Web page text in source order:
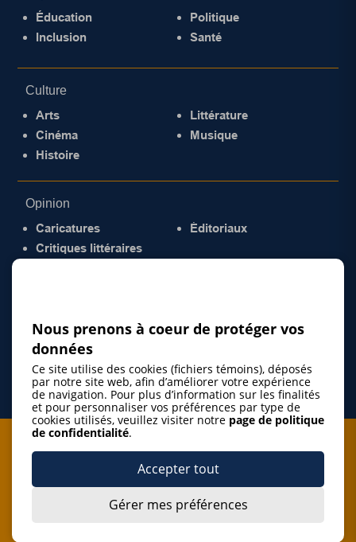
Éducation
Inclusion
Politique
Santé
Culture
Arts
Cinéma
Histoire
Littérature
Musique
Opinion
Caricatures
Critiques littéraires
Éditoriaux
Je m'abonne à l'infolettre
J’accepte de m’abonner à l’infolettre de La Gazette de la
Nous prenons à coeur de protéger vos
données
Ce site utilise des cookies (fichiers témoins), déposés
par notre site web, afin d’améliorer votre expérience
de navigation. Pour plus d’information sur les finalités
et pour personnaliser vos préférences par type de
cookies utilisés, veuillez visiter notre page de politique
de confidentialité.
Accepter tout
Gérer mes préférences